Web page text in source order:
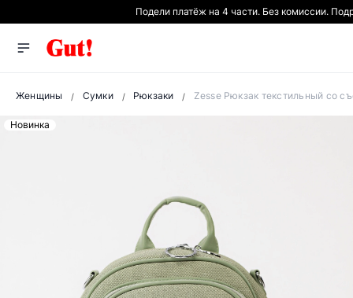
Подели платёж на 4 части. Без комиссии.
Женщины Сумки Рюкзаки Zesse Рюкзак текстильный со
Новинка